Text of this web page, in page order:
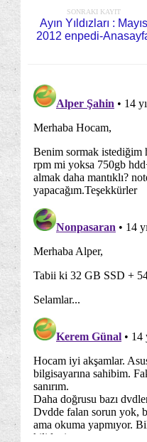
SONRAKI KAYIT
Ayın Yıldızları : Mayıs
2012 enpedi-